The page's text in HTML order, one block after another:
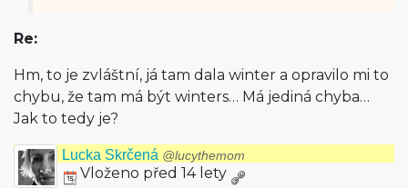
Re:
Hm, to je zvláštní, já tam dala winter a opravilo mi to
chybu, že tam má být winters… Má jediná chyba…
Jak to tedy je?
Lucka Skrčená @lucythemom
Vloženo před 14 lety